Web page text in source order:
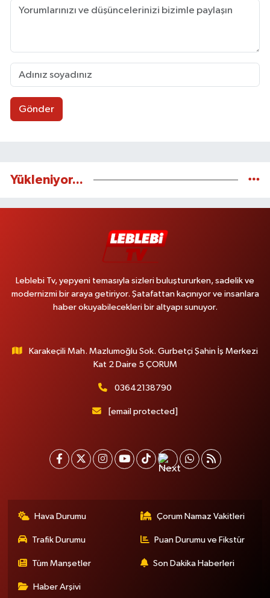
Gönder
Yükleniyor...
Leblebi Tv, yepyeni temasıyla sizleri buluştururken, sadelik ve
modernizmi bir araya getiriyor. Şatafattan kaçınıyor ve insanlara
haber okuyabilecekleri bir altyapı sunuyor.
Karakeçili Mah. Mazlumoğlu Sok. Gurbetçi Şahin İş Merkezi
Kat 2 Daire 5 ÇORUM
03642138790
[email protected]
Hava Durumu Çorum Namaz Vakitleri
Trafik Durumu Puan Durumu ve Fikstür
Tüm Manşetler Son Dakika Haberleri
Haber Arşivi